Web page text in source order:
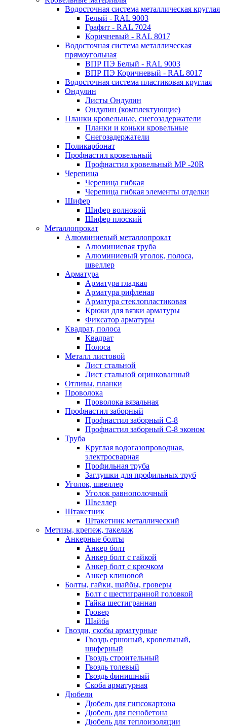
Водосточная система металлическая круглая
Белый - RAL 9003
Графит - RAL 7024
Коричневый - RAL 8017
Водосточная система металлическая
прямоугольная
ВПР ПЭ Белый - RAL 9003
ВПР ПЭ Коричневый - RAL 8017
Водосточная система пластиковая круглая
Ондулин
Листы Ондулин
Ондулин (комплектующие)
Планки кровельные, снегозадержатели
Планки и коньки кровельные
Снегозадержатели
Поликарбонат
Профнастил кровельный
Профнастил кровельный МР -20R
Черепица
Черепица гибкая
Черепица гибкая элементы отделки
Шифер
Шифер волновой
Шифер плоский
Металлопрокат
Алюминиевый металлопрокат
Алюминиевая труба
Алюминиевый уголок, полоса,
швеллер
Арматура
Арматура гладкая
Арматура рифленая
Арматура стеклопластиковая
Крюки для вязки арматуры
Фиксатор арматуры
Квадрат, полоса
Квадрат
Полоса
Металл листовой
Лист стальной
Лист стальной оцинкованный
Отливы, планки
Проволока
Проволока вязальная
Профнастил заборный
Профнастил заборный С-8
Профнастил заборный С-8 эконом
Труба
Круглая водогазопроводная,
электросварная
Профильная труба
Заглушки для профильных труб
Уголок, швеллер
Уголок равнополочный
Швеллер
Штакетник
Штакетник металлический
Метизы, крепеж, такелаж
Анкерные болты
Анкер болт
Анкер болт с гайкой
Анкер болт с крючком
Анкер клиновой
Болты, гайки, шайбы, гроверы
Болт c шестигранной головкой
Гайка шестигранная
Гровер
Шайба
Гвозди, скобы арматурные
Гвоздь ершоный, кровельный,
шиферный
Гвоздь строительный
Гвоздь толевый
Гвоздь финишный
Скоба арматурная
Дюбели
Дюбель для гипсокартона
Дюбель для пенобетона
Дюбель для теплоизоляции